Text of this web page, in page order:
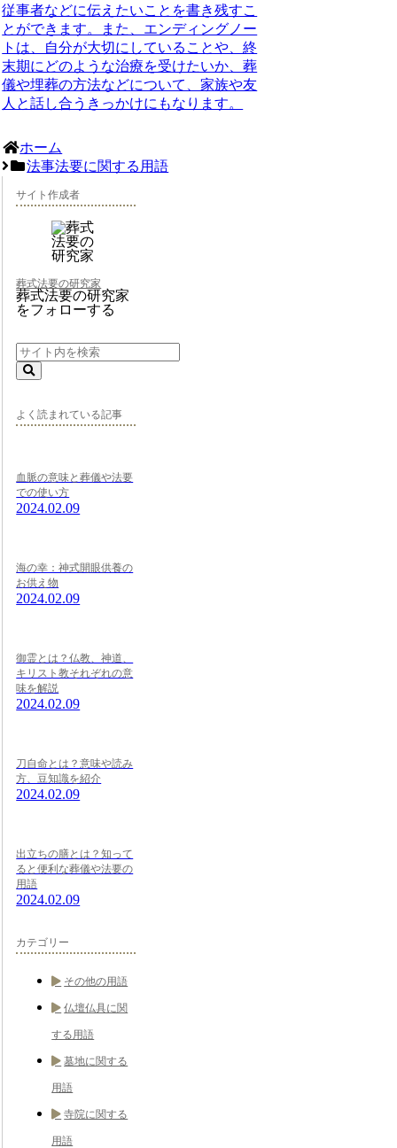
従事者などに伝えたいことを書き残すこ
とができます。また、エンディングノー
トは、自分が大切にしていることや、終
末期にどのような治療を受けたいか、葬
儀や埋葬の方法などについて、家族や友
人と話し合うきっかけにもなります。
ホーム
法事法要に関する用語
サイト作成者
葬式法要の研究家
葬式法要の研究家
をフォローする
よく読まれている記事
血脈の意味と葬儀や法要
での使い方
2024.02.09
海の幸：神式開眼供養の
お供え物
2024.02.09
御霊とは？仏教、神道、
キリスト教それぞれの意
味を解説
2024.02.09
刀自命とは？意味や読み
方、豆知識を紹介
2024.02.09
出立ちの膳とは？知って
ると便利な葬儀や法要の
用語
2024.02.09
カテゴリー
その他の用語
仏壇仏具に関
する用語
墓地に関する
用語
寺院に関する
用語